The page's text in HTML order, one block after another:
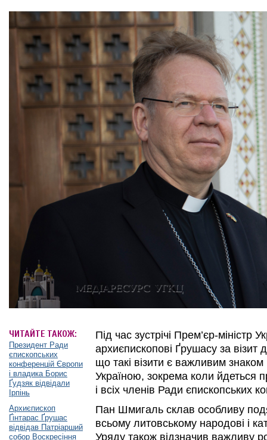
ЧИТАЙТЕ ТАКОЖ:
Президент Ради
єпископських
конференцій Європи
і владика Борис
Ґудзяк відвідали
Ірпінь
Архиєпископ
Ґінтарас Ґрушас
відвідав Патріарший
собор Воскресіння
Під час зустрічі Прем’єр-міністр
архиєпископові Ґрушасу за візит
що такі візити є важливим знаком
Україною, зокрема коли йдеться
і всіх членів Ради
Пан Шмигаль склав особливу
всьому литовському народові і
Уряду також відзначив важливу